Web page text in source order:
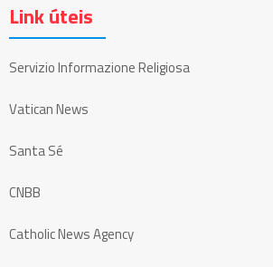
Link úteis
Servizio Informazione Religiosa
Vatican News
Santa Sé
CNBB
Catholic News Agency